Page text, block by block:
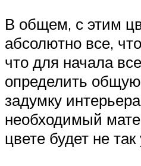
В общем, с этим
абсолютно все,
что для начала
определить
задумку
необходимый
цвете будет не